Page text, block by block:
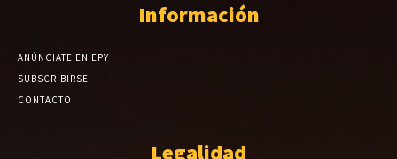
Información
ANÚNCIATE EN EPY
SUBSCRIBIRSE
CONTACTO
Legalidad